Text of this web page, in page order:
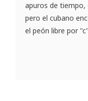
apuros de tiempo,
pero el cubano
el peón libre por